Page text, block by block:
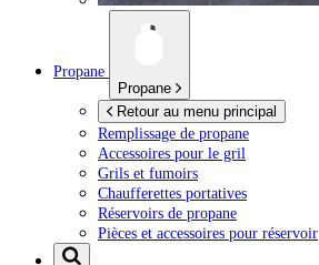
Propane
Propane
Retour au menu principal
Remplissage de propane
Accessoires pour le gril
Grils et fumoirs
Chaufferettes portatives
Réservoirs de propane
Pièces et accessoires pour réservoir